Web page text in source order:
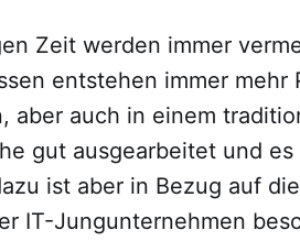
Zeit werden immer
entstehen immer
aber auch in einem
gut ausgearbeitet und
ist aber in Bezug auf
IT-Jungunternehmen